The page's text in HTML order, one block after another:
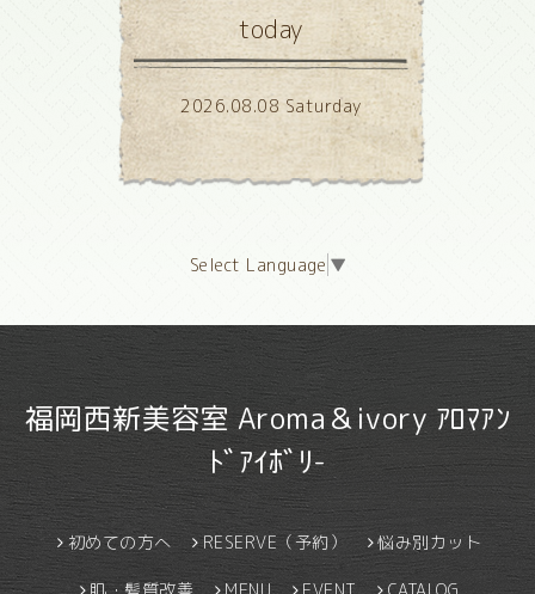
today
2026.08.08 Saturday
Select Language ▼
福岡西新美容室 Aroma＆ivory ｱﾛﾏｱﾝ
ﾄﾞｱｲﾎﾞﾘ-
初めての方へ RESERVE（予約） 悩み別カット